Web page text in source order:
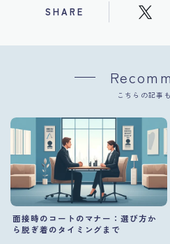
SHARE
こちらの記事
面接時のコートのマナー：選び方か
ら脱ぎ着のタイミングまで